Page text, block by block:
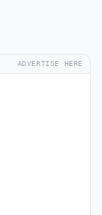
ADVERTISE HERE